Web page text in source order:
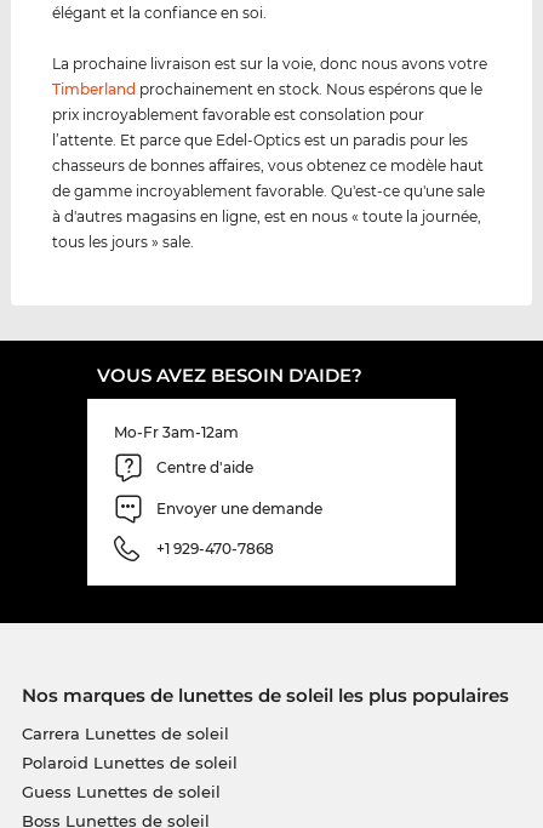
élégant et la confiance en soi.
La prochaine livraison est sur la voie, donc nous avons votre
Timberland prochainement en stock. Nous espérons que le
prix incroyablement favorable est consolation pour
l’attente. Et parce que Edel-Optics est un paradis pour les
chasseurs de bonnes affaires, vous obtenez ce modèle haut
de gamme incroyablement favorable. Qu'est-ce qu'une sale
à d'autres magasins en ligne, est en nous « toute la journée,
tous les jours » sale.
VOUS AVEZ BESOIN D'AIDE?
Mo-Fr 3am-12am
Centre d'aide
Envoyer une demande
+1 929-470-7868
Nos marques de lunettes de soleil les plus populaires
Carrera Lunettes de soleil
Polaroid Lunettes de soleil
Guess Lunettes de soleil
Boss Lunettes de soleil